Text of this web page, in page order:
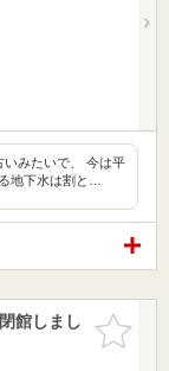
いみたいで、 今は平
地下水は割と…
お気に入
りに追加
館しまし